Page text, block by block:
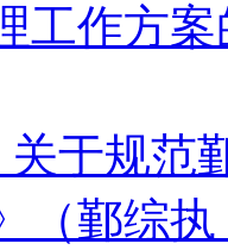
工作方
关于规
（鄞综执